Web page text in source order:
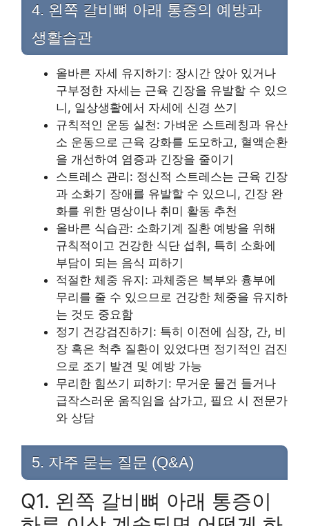
4. 왼쪽 갈비뼈 아래 통증의 예방과
생활습관
올바른 자세 유지하기: 장시간 앉아 있거나
구부정한 자세는 근육 긴장을 유발할 수 있으
니, 일상생활에서 자세에 신경 쓰기
규칙적인 운동 실천: 가벼운 스트레칭과 유산
소 운동으로 근육 강화를 도모하고, 혈액순환
을 개선하여 염증과 긴장을 줄이기
스트레스 관리: 정신적 스트레스는 근육 긴장
과 소화기 장애를 유발할 수 있으니, 긴장 완
화를 위한 명상이나 취미 활동 추천
올바른 식습관: 소화기계 질환 예방을 위해
규칙적이고 건강한 식단 섭취, 특히 소화에
부담이 되는 음식 피하기
적절한 체중 유지: 과체중은 복부와 흉부에
무리를 줄 수 있으므로 건강한 체중을 유지하
는 것도 중요함
정기 건강검진하기: 특히 이전에 심장, 간, 비
장 혹은 척추 질환이 있었다면 정기적인 검진
으로 조기 발견 및 예방 가능
무리한 힘쓰기 피하기: 무거운 물건 들거나
급작스러운 움직임을 삼가고, 필요 시 전문가
와 상담
5. 자주 묻는 질문 (Q&A)
Q1. 왼쪽 갈비뼈 아래 통증이